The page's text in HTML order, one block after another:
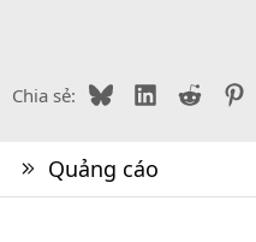
Chia sẻ: BlueskyLinkedIn
Reddit
Quảng cáo